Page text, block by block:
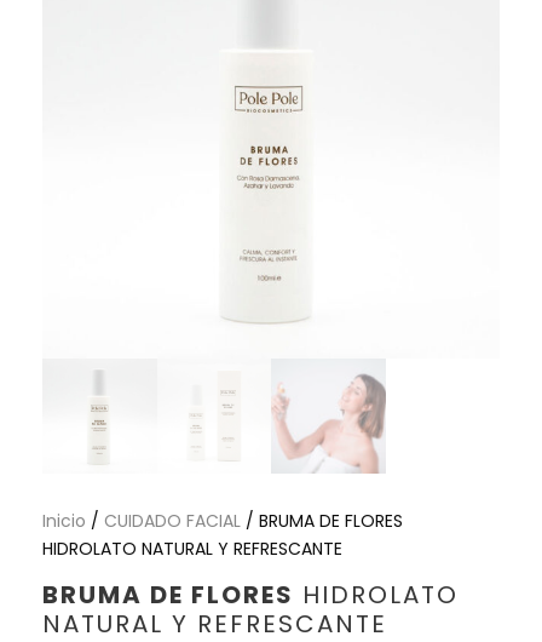
Inicio / CUIDADO FACIAL / BRUMA DE FLORES
HIDROLATO NATURAL Y REFRESCANTE
BRUMA DE FLORES HIDROLATO
NATURAL Y REFRESCANTE